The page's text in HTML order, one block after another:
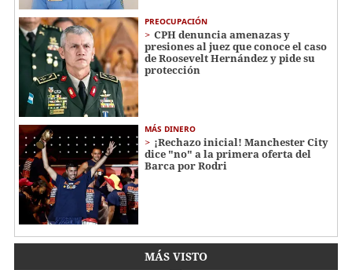
PREOCUPACIÓN
CPH denuncia amenazas y
presiones al juez que conoce el caso
de Roosevelt Hernández y pide su
protección
MÁS DINERO
¡Rechazo inicial! Manchester City
dice "no" a la primera oferta del
Barca por Rodri
MÁS VISTO